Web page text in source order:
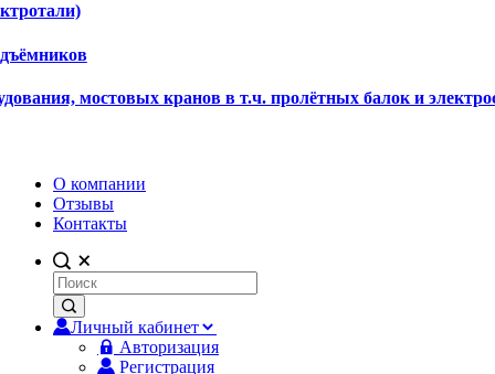
мостовых кранов в т.ч. пролётных балок и
О компании
Отзывы
Контакты
Личный кабинет
Авторизация
Регистрация